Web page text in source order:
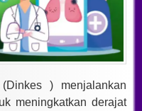
) menjalankan
meningkatkan derajat